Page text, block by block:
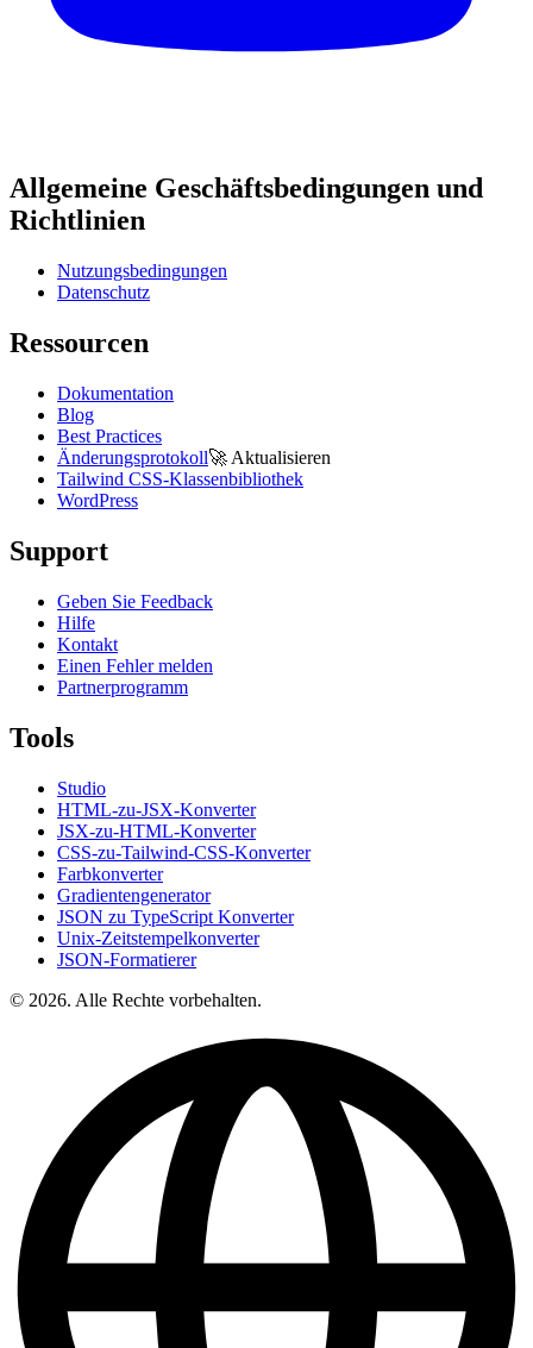
Allgemeine Geschäftsbedingungen und
Richtlinien
Nutzungsbedingungen
Datenschutz
Ressourcen
Dokumentation
Blog
Best Practices
Änderungsprotokoll🚀 Aktualisieren
Tailwind CSS-Klassenbibliothek
WordPress
Support
Geben Sie Feedback
Hilfe
Kontakt
Einen Fehler melden
Partnerprogramm
Tools
Studio
HTML-zu-JSX-Konverter
JSX-zu-HTML-Konverter
CSS-zu-Tailwind-CSS-Konverter
Farbkonverter
Gradientengenerator
JSON zu TypeScript Konverter
Unix-Zeitstempelkonverter
JSON-Formatierer
© 2026. Alle Rechte vorbehalten.